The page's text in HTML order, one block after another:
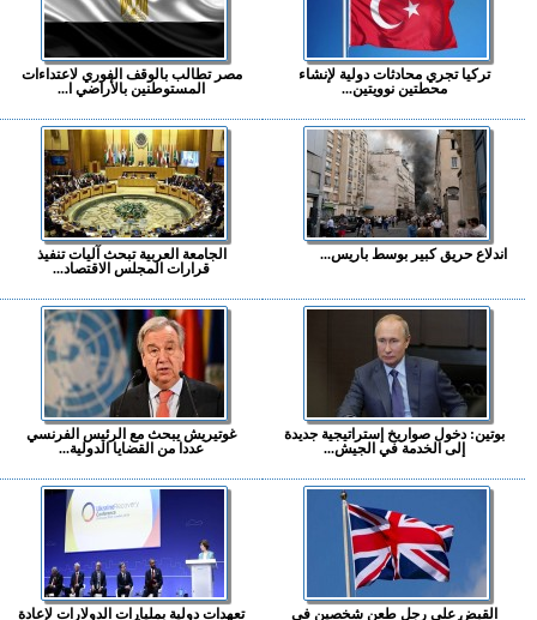
تركيا تجري محادثات دولية لإنشاء
محطتين نوويتين...
مصر تطالب بالوقف الفوري لاعتداءات
المستوطنين بالأراضي ا...
اندلاع حريق كبير بوسط باريس...
الجامعة العربية تبحث آليات تنفيذ
قرارات المجلس الاقتصاد...
بوتين: دخول صواريخ إستراتيجية جديدة
إلى الخدمة في الجيش...
غوتيريش يبحث مع الرئيس الفرنسي
عددا من القضايا الدولية...
القبض على رجل طعن شخصين في
تعهدات دولية بمليارات الدولارات لإعادة